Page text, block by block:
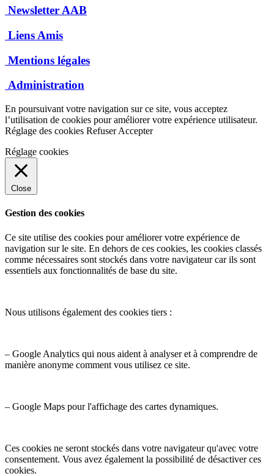
Newsletter AAB
Liens Amis
Mentions légales
Administration
En poursuivant votre navigation sur ce site, vous acceptez
l’utilisation de cookies pour améliorer votre expérience utilisateur.
Réglage des cookies Refuser Accepter
Réglage cookies
Close
Gestion des cookies
Ce site utilise des cookies pour améliorer votre expérience de
navigation sur le site. En dehors de ces cookies, les cookies classés
comme nécessaires sont stockés dans votre navigateur car ils sont
essentiels aux fonctionnalités de base du site.
Nous utilisons également des cookies tiers :
– Google Analytics qui nous aident à analyser et à comprendre de
manière anonyme comment vous utilisez ce site.
– Google Maps pour l'affichage des cartes dynamiques.
Ces cookies ne seront stockés dans votre navigateur qu'avec votre
consentement. Vous avez également la possibilité de désactiver ces
cookies.